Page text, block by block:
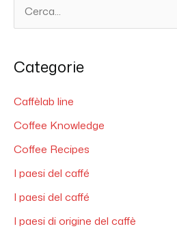
c
a
Categorie
Caffèlab line
Coffee Knowledge
Coffee Recipes
I paesi del caffé
I paesi del caffé
I paesi di origine del caffè